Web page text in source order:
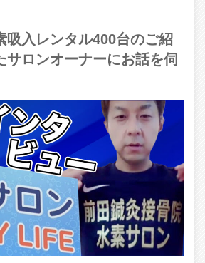
吸入レンタル400台のご紹
サロンオーナーにお話を伺